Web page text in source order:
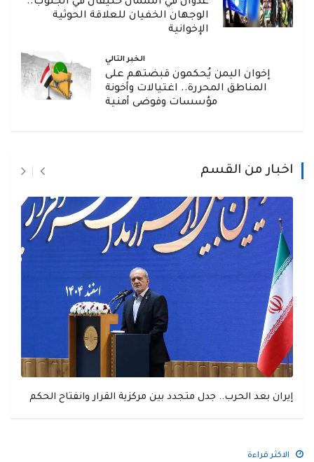
الوجهان الخفيان للعلاقة الحوثية
الإخوانية
الخبر التالي
إخوان اليمن يُحكمون قبضتهم على
المناطق المحررة.. اغتيالات وأخونة
مؤسسات وفوضى أمنية
اخبار من القسم
إيران بعد الحرب.. جدل متجدد بين مركزية القرار وانفتاح الحكم
الاكثر قراءة